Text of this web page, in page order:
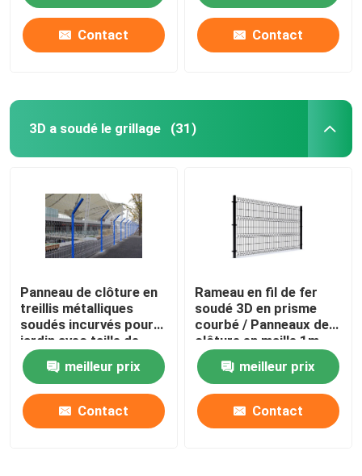
Contact Contact
3D a soudé le grillage (31)
Panneau de clôture en
treillis métalliques
soudés incurvés pour
jardin avec taille de
trou 50x100mm
meilleur prix
Contact
Rameau en fil de fer
soudé 3D en prisme
courbé / Panneaux de
clôture en maille 1m-
2,4m V
meilleur prix
Contact